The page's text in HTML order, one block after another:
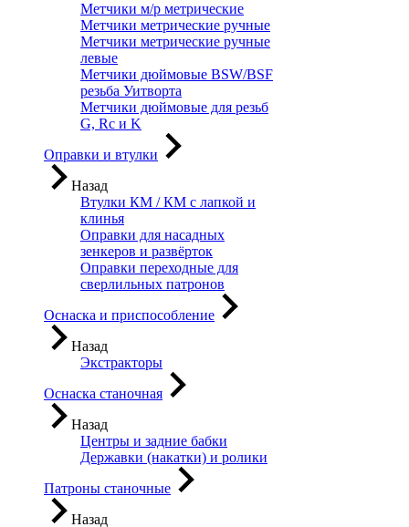
Метчики м/р метрические
Метчики метрические ручные
Метчики метрические ручные
левые
Метчики дюймовые BSW/BSF
резьба Уитворта
Метчики дюймовые для резьб
G, Rc и K
Оправки и втулки
Назад
Втулки КМ / КМ с лапкой и
клинья
Оправки для насадных
зенкеров и развёрток
Оправки переходные для
сверлильных патронов
Оснаска и приспособление
Назад
Экстракторы
Оснаска станочная
Назад
Центры и задние бабки
Державки (накатки) и ролики
Патроны станочные
Назад